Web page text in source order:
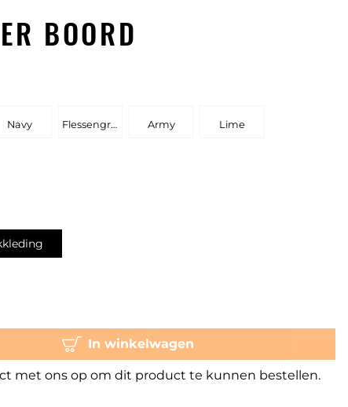
BOORD
Navy Flessengroen Army Lime
In winkelwagen
met ons op om dit product te kunnen bestellen.